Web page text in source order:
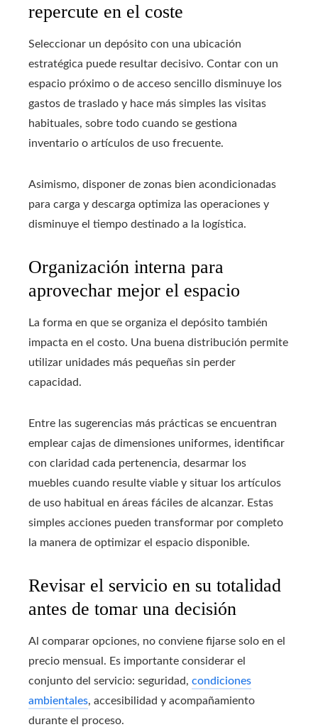
repercute en el coste
Seleccionar un depósito con una ubicación
estratégica puede resultar decisivo. Contar con un
espacio próximo o de acceso sencillo disminuye los
gastos de traslado y hace más simples las visitas
habituales, sobre todo cuando se gestiona
inventario o artículos de uso frecuente.
Asimismo, disponer de zonas bien acondicionadas
para carga y descarga optimiza las operaciones y
disminuye el tiempo destinado a la logística.
Organización interna para
aprovechar mejor el espacio
La forma en que se organiza el depósito también
impacta en el costo. Una buena distribución permite
utilizar unidades más pequeñas sin perder
capacidad.
Entre las sugerencias más prácticas se encuentran
emplear cajas de dimensiones uniformes, identificar
con claridad cada pertenencia, desarmar los
muebles cuando resulte viable y situar los artículos
de uso habitual en áreas fáciles de alcanzar. Estas
simples acciones pueden transformar por completo
la manera de optimizar el espacio disponible.
Revisar el servicio en su totalidad
antes de tomar una decisión
Al comparar opciones, no conviene fijarse solo en el
precio mensual. Es importante considerar el
conjunto del servicio: seguridad, condiciones
ambientales, accesibilidad y acompañamiento
durante el proceso.